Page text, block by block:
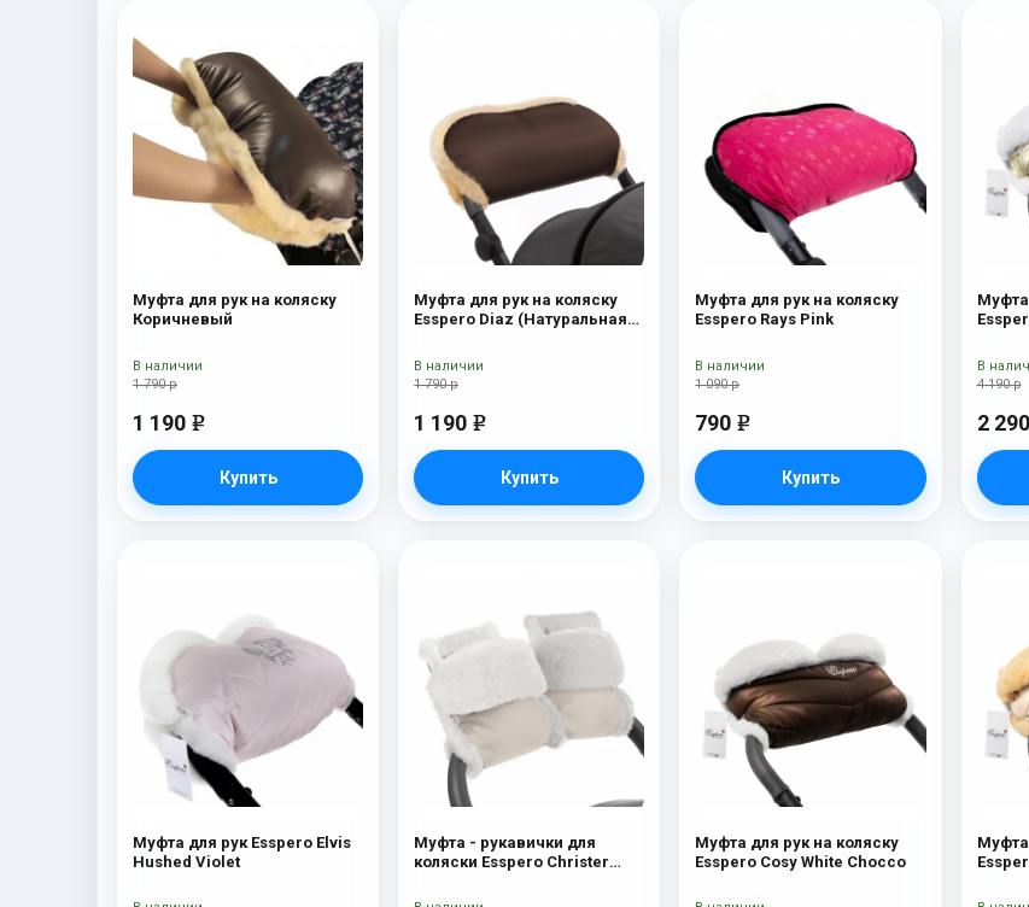
Муфта для рук на коляску
Коричневый
1 790 р
1 190 e
Купить
В наличии
Муфта для рук на коляску
Esspero Diaz (Натуральная
1 790 р
1 190 e
Купить
В наличии
Муфта для рук на коляску
Esspero Rays Pink
1 090 р
790 e
Купить
В наличии
Муфта
4 190 р
2 290
В
Муфта для рук Esspero Elvis
Hushed Violet
Муфта - рукавички для
коляски Esspero Christer
Муфта для рук на коляску
Esspero Cosy White Chocco
Муфта